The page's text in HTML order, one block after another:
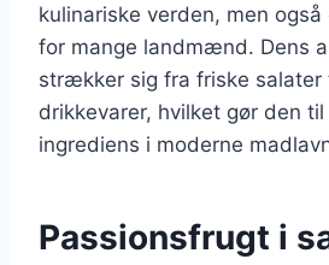
kulinariske verden, men
for mange landmænd. Dens
strækker sig fra friske salater
drikkevarer, hvilket gør den
ingrediens i moderne
Passionsfrugt i